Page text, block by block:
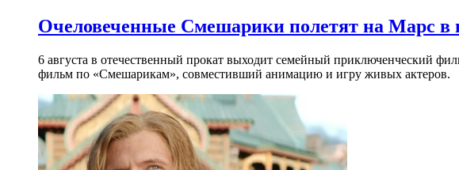
Очеловеченные Смешарики полетят на Марс
6 августа в отечественный прокат выходит семейный приключенческий
фильм по «Смешарикам», совместивший анимацию и игру живых актеров.